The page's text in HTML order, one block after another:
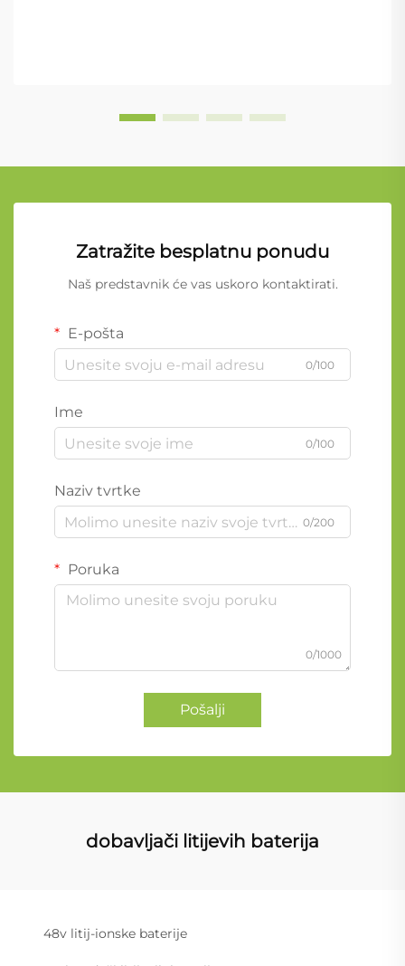
Zatražite besplatnu ponudu
Naš predstavnik će vas uskoro kontaktirati.
E-pošta
0/100
Ime
0/100
Naziv tvrtke
0/200
Poruka
0/1000
Pošalji
dobavljači litijevih baterija
48v litij-ionske baterije